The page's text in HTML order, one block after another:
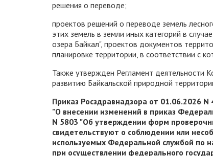
решения о переводе;
проектов решений о переводе земель
этих земель в земли иных категорий в
озера Байкал", проектов документов
планировке территории, в соответствии с
Также утвержден Регламент деятельности
развитию Байкальской природной
Приказ Росздравнадзора от 01.06.2026 N
"О внесении изменений в приказ
N 5803 "Об утверждении форм
свидетельствуют о соблюдении или
используемых Федеральной службой по
при осуществлении федерального